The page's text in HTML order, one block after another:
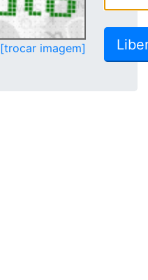
[trocar imagem]